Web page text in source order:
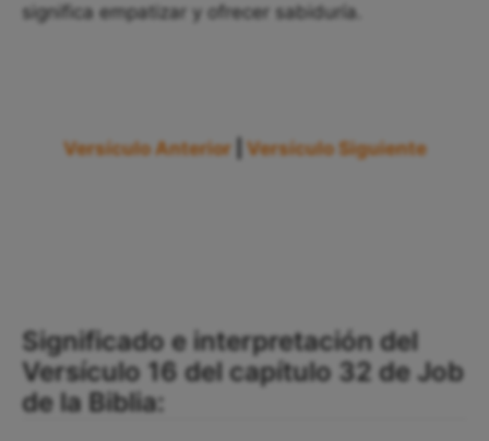
significa empatizar y ofrecer sabiduría.
Versículo Anterior Versículo Siguiente
Significado e interpretación del
Versículo 16 del capítulo 32 de Job
de la Biblia: